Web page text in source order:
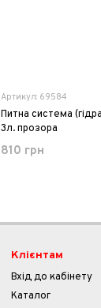
Артикул: 69584
Питна система
3л. прозора
810 грн
Клієнтам
Вхід до кабінету
Каталог